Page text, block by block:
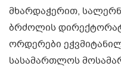
მხარდაჭერით,
ბრძოლის
ორდერები
სასამართლოს